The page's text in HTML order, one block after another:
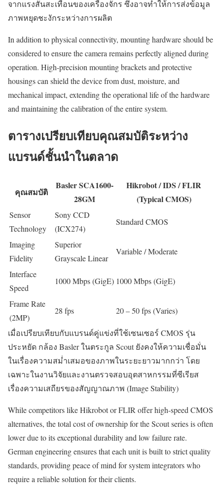
จากแรงสั่นสะเทือนของเครื่องจักร ซึ่งอาจทำให้การส่งข้อมูล
ภาพหยุดชะงักระหว่างการผลิต
In addition to physical connectivity, mounting hardware should be
considered to ensure the camera remains perfectly aligned during
operation. High-precision mounting brackets and protective
housings can shield the device from dust, moisture, and
mechanical impact, extending the operational life of the hardware
and maintaining the calibration of the entire system.
ตารางเปรียบเทียบคุณสมบัติระหว่าง
แบรนด์ชั้นนำในตลาด
คุณสมบัติ
Basler SCA1600-
28GM
Hikrobot / IDS / FLIR
(Typical CMOS)
Sensor
Technology
Sony CCD
(ICX274)
Standard CMOS
Imaging
Fidelity
Superior
Grayscale Linear
Variable / Moderate
Interface
Speed
1000 Mbps (GigE) 1000 Mbps (GigE)
Frame Rate
(2MP)
28 fps 20 – 50 fps (Varies)
เมื่อเปรียบเทียบกับแบรนด์คู่แข่งที่ใช้เซนเซอร์ CMOS รุ่น
ประหยัด กล้อง Basler ในตระกูล Scout ยังคงให้ความเชื่อมั่น
ในเรื่องความสม่ำเสมอของภาพในระยะยาวมากกว่า โดย
เฉพาะในงานวิจัยและงานตรวจสอบอุตสาหกรรมที่ซีเรียส
เรื่องความเสถียรของสัญญาณภาพ (Image Stability)
While competitors like Hikrobot or FLIR offer high-speed CMOS
alternatives, the total cost of ownership for the Scout series is often
lower due to its exceptional durability and low failure rate.
German engineering ensures that each unit is built to strict quality
standards, providing peace of mind for system integrators who
require a reliable solution for their clients.